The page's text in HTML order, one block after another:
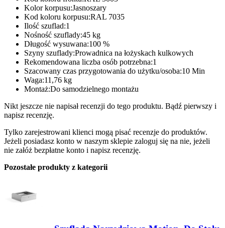
Kolor korpusu:Jasnoszary
Kod koloru korpusu:RAL 7035
Ilość szuflad:1
Nośność szuflady:45 kg
Długość wysuwana:100 %
Szyny szuflady:Prowadnica na łożyskach kulkowych
Rekomendowana liczba osób potrzebna:1
Szacowany czas przygotowania do użytku/osoba:10 Min
Waga:11,76 kg
Montaż:Do samodzielnego montażu
Nikt jeszcze nie napisał recenzji do tego produktu. Bądź pierwszy i
napisz recenzję.
Tylko zarejestrowani klienci mogą pisać recenzje do produktów.
Jeżeli posiadasz konto w naszym sklepie zaloguj się na nie, jeżeli
nie załóż bezpłatne konto i napisz recenzję.
Pozostałe produkty z kategorii